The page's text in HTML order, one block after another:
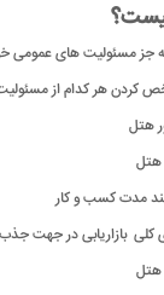
جز مسئولیت های عمومی
کردن هر کدام از
هتل
هتل
مدت کسب و کار
بازاریابی در جهت
هتل